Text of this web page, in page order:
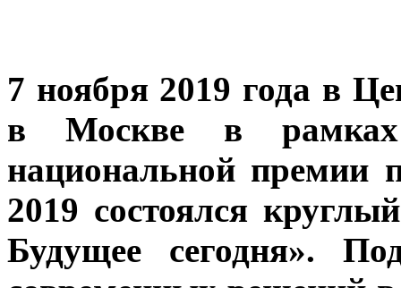
7 ноября 2019 года в
в Москве в рамках
национальной премии
2019 состоялся
Будущее сегодня».